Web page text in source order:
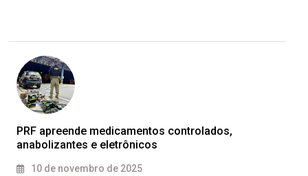
PRF apreende medicamentos controlados,
anabolizantes e eletrônicos
10 de novembro de 2025